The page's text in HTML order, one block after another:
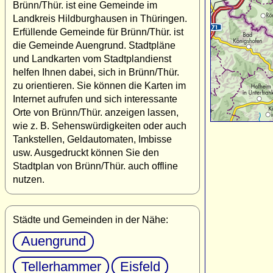
Brünn/Thür. ist eine Gemeinde im
Landkreis Hildburghausen in Thüringen.
Erfüllende Gemeinde für Brünn/Thür. ist
die Gemeinde Auengrund. Stadtpläne
und Landkarten vom Stadtplandienst
helfen Ihnen dabei, sich in Brünn/Thür.
zu orientieren. Sie können die Karten im
Internet aufrufen und sich interessante
Orte von Brünn/Thür. anzeigen lassen,
wie z. B. Sehenswürdigkeiten oder auch
Tankstellen, Geldautomaten, Imbisse
usw. Ausgedruckt können Sie den
Stadtplan von Brünn/Thür. auch offline
nutzen.
Städte und Gemeinden in der Nähe:
Auengrund
Tellerhammer
Eisfeld